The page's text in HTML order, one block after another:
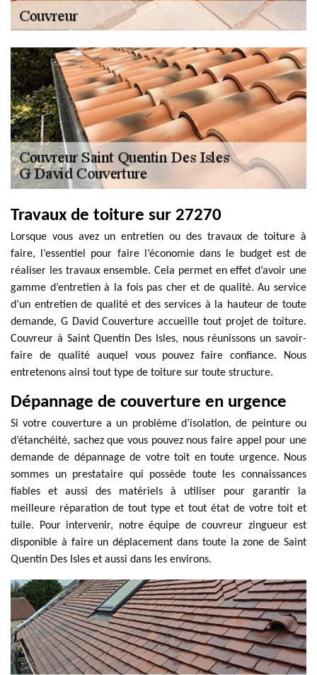
Travaux de toiture sur 27270
Lorsque vous avez un entretien ou des travaux de toiture à
faire, l’essentiel pour faire l’économie dans le budget est de
réaliser les travaux ensemble. Cela permet en effet d’avoir une
gamme d’entretien à la fois pas cher et de qualité. Au service
d’un entretien de qualité et des services à la hauteur de toute
demande, G David Couverture accueille tout projet de toiture.
Couvreur à Saint Quentin Des Isles, nous réunissons un savoir-
faire de qualité auquel vous pouvez faire confiance. Nous
entretenons ainsi tout type de toiture sur toute structure.
Dépannage de couverture en urgence
Si votre couverture a un problème d’isolation, de peinture ou
d’étanchéité, sachez que vous pouvez nous faire appel pour une
demande de dépannage de votre toit en toute urgence. Nous
sommes un prestataire qui possède toute les connaissances
fiables et aussi des matériels à utiliser pour garantir la
meilleure réparation de tout type et tout état de votre toit et
tuile. Pour intervenir, notre équipe de couvreur zingueur est
disponible à faire un déplacement dans toute la zone de Saint
Quentin Des Isles et aussi dans les environs.